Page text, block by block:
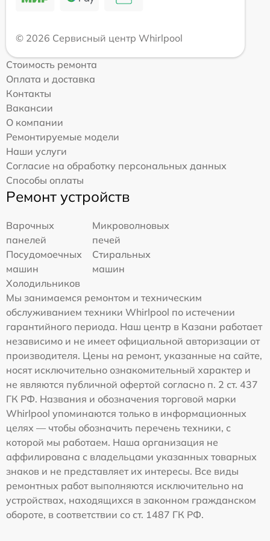
© 2026 Сервисный центр Whirlpool
Стоимость ремонта
Оплата и доставка
Контакты
Вакансии
О компании
Ремонтируемые модели
Наши услуги
Согласие на обработку персональных данных
Способы оплаты
Ремонт устройств
Варочных
панелей
Микроволновых
печей
Посудомоечных
машин
Стиральных
машин
Холодильников
Мы занимаемся ремонтом и техническим
обслуживанием техники Whirlpool по истечении
гарантийного периода. Наш центр в Казани работает
независимо и не имеет официальной авторизации от
производителя. Цены на ремонт, указанные на сайте,
носят исключительно ознакомительный характер и
не являются публичной офертой согласно п. 2 ст. 437
ГК РФ. Названия и обозначения торговой марки
Whirlpool упоминаются только в информационных
целях — чтобы обозначить перечень техники, с
которой мы работаем. Наша организация не
аффилирована с владельцами указанных товарных
знаков и не представляет их интересы. Все виды
ремонтных работ выполняются исключительно на
устройствах, находящихся в законном гражданском
обороте, в соответствии со ст. 1487 ГК РФ.